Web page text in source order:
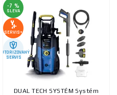
-7 %
SLEVA
SERVIS+
AUTORIZOVANÝ
SERVIS
DUAL TECH SYSTÉM Systém